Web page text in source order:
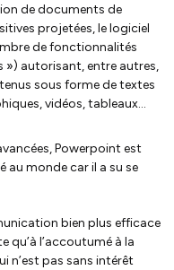
de documents de
projetées, le logiciel
de fonctionnalités
») autorisant, entre autres,
sous forme de textes
vidéos, tableaux…
Powerpoint est
au monde car il a su se
bien plus efficace
qu’à l’accoutumé à la
n’est pas sans intérêt